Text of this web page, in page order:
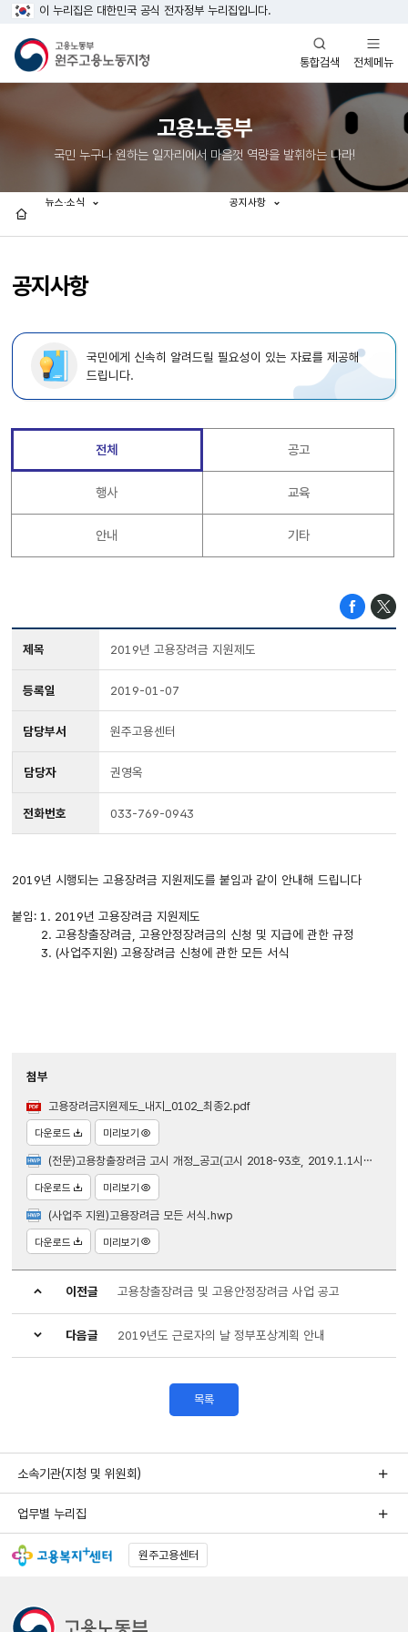
이 누리집은 대한민국 공식 전자정부 누리집입니다.
통합검색
열기
전체메뉴
열기
고용노동부
국민 누구나 원하는 일자리에서 마음껏 역량을 발휘하는 나라!
공지사항
뉴스·소식 공지사항
국민에게 신속히 알려드릴 필요성이 있는 자료를 제공해
드립니다.
전체 공고
행사 교육
안내 기타
제목 2019년 고용장려금 지원제도
등록일 2019-01-07
담당부서 원주고용센터
담당자 권영옥
전화번호 033-769-0943
2019년 시행되는 고용장려금 지원제도를 붙임과 같이 안내해 드립니다
붙임: 1. 2019년 고용장려금 지원제도
2. 고용창출장려금, 고용안정장려금의 신청 및 지급에 관한 규정
3. (사업주지원) 고용장려금 신청에 관한 모든 서식
첨부
고용장려금지원제도_내지_0102_최종2.pdf
다운로드 미리보기
(전문)고용창출장려금 고시 개정_공고(고시 2018-93호, 2019.1.1시행)공고용.hwp
다운로드 미리보기
(사업주 지원)고용장려금 모든 서식.hwp
다운로드 미리보기
이전글 고용창출장려금 및 고용안정장려금 사업 공고
다음글 2019년도 근로자의 날 정부포상계획 안내
목록
소속기관(지청 및 위원회)
업무별 누리집
원주고용센터